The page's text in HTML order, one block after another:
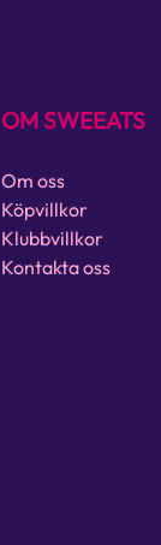
OM SWEEATS
Om oss
Köpvillkor
Klubbvillkor
Kontakta oss